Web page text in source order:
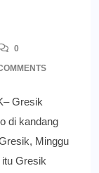
0
Gresik
di kandang
Minggu
Gresik